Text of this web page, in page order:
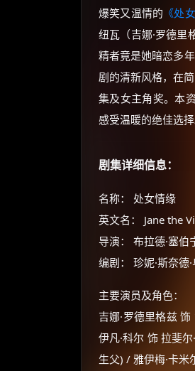
爆笑又温情的 《处
纽瓦（吉娜·罗德里
精者竟是她暗恋多
剧的清新风格，在
集及女主角奖。本
感受温暖的绝佳选择
剧集详细信息：
名称： 处女情缘
英文名： Jane the
导演： 布拉德·塞伯
编剧： 珍妮·斯奈德
主要演员及角色：
吉娜·罗德里格兹
伊凡·科尔 饰 拉斐
生父) / 雅伊梅·卡米